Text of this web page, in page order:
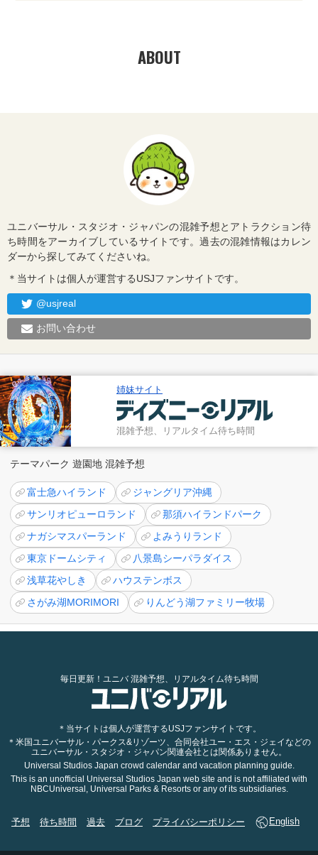
ABOUT
ユニバーサル・スタジオ・ジャパンの混雑予想とアトラクション待
ち時間をアーカイブしているサイトです。過去の混雑情報はカレン
ダーから探してみてくださいね。
＊当サイトは個人が運営するUSJファンサイトです。
@usjreal
お問い合わせ
姉妹サイト
混雑予想、リアルタイム待ち時間
テーマパーク 遊園地 混雑予想
富士急ハイランド
ジャングリア沖縄
サンリオピューロランド
那須ハイランドパーク
ナガシマスパーランド
よみうりランド
東京ドームシティ
八景島シーパラダイス
浅草花やしき
ハウステンボス
さがみ湖MORIMORI
りんどう湖ファミリー牧場
毎日更新！ユニバ 混雑予想、リアルタイム待ち時間
＊当サイトは個人が運営するUSJファンサイトです。
＊米国ユニバーサル・パークス&リゾーツ、合同会社ユー・エス・ジェイなどの
ユニバーサル・スタジオ・ジャパン関連会社とは関係ありません。
Universal Studios Japan crowd calendar and vacation planning guide.
This is an unofficial Universal Studios Japan web site and is not affiliated with
NBCUniversal, Universal Parks & Resorts or any of its subsidiaries.
予想 待ち時間 過去 ブログ プライバシーポリシー English